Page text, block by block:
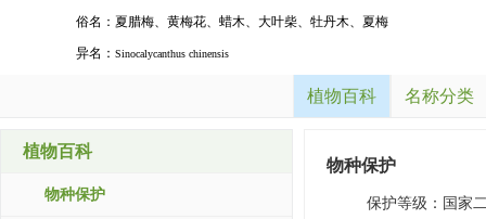
俗名： 夏腊梅、 黄梅花、 蜡木、 大叶柴、 牡丹木、 夏梅
异名： Sinocalycanthus chinensis
植物百科 名称分类
植物百科
物种保护
物种保护
保护等级 ： 国家